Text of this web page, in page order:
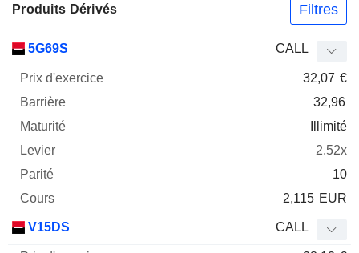
Produits Dérivés Filtres
Mnemo Type
5G69S CALL
32,07 €
32,96
Illimité
2.52x
10
2,115 EUR
V15DS CALL